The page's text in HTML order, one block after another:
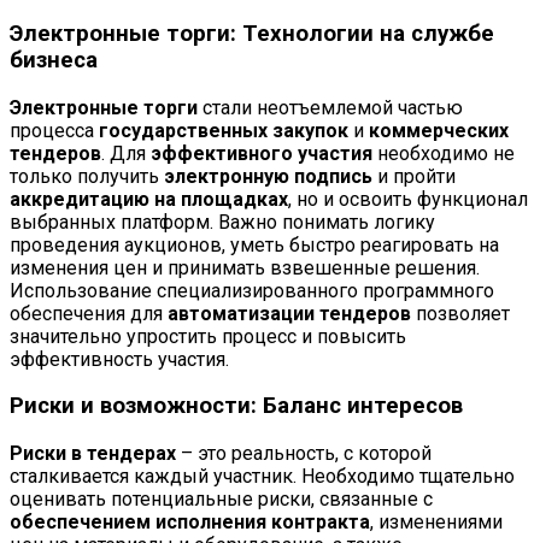
Электронные торги: Технологии на службе
бизнеса
Электронные торги стали неотъемлемой частью
процесса государственных закупок и коммерческих
тендеров. Для эффективного участия необходимо не
только получить электронную подпись и пройти
аккредитацию на площадках, но и освоить функционал
выбранных платформ. Важно понимать логику
проведения аукционов, уметь быстро реагировать на
изменения цен и принимать взвешенные решения.
Использование специализированного программного
обеспечения для автоматизации тендеров позволяет
значительно упростить процесс и повысить
эффективность участия.
Риски и возможности: Баланс интересов
Риски в тендерах – это реальность, с которой
сталкивается каждый участник. Необходимо тщательно
оценивать потенциальные риски, связанные с
обеспечением исполнения контракта, изменениями